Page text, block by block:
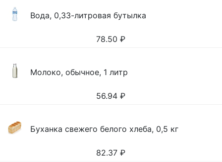
Вода, 0,33-литровая бутылка
78.50 ₽
Молоко, обычное, 1 литр
56.94 ₽
Буханка свежего белого хлеба, 0,5 кг
82.37 ₽